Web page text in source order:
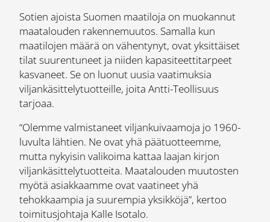
Sotien ajoista Suomen maatiloja on muokannut
maatalouden rakennemuutos. Samalla kun
maatilojen määrä on vähentynyt, ovat yksittäiset
tilat suurentuneet ja niiden kapasiteettitarpeet
kasvaneet. Se on luonut uusia vaatimuksia
viljankäsittelytuotteille, joita Antti-Teollisuus
tarjoaa.
“Olemme valmistaneet viljankuivaamoja jo 1960-
luvulta lähtien. Ne ovat yhä päätuotteemme,
mutta nykyisin valikoima kattaa laajan kirjon
viljankäsittelytuotteita. Maatalouden muutosten
myötä asiakkaamme ovat vaatineet yhä
tehokkaampia ja suurempia yksikköjä”, kertoo
toimitusjohtaja Kalle Isotalo.